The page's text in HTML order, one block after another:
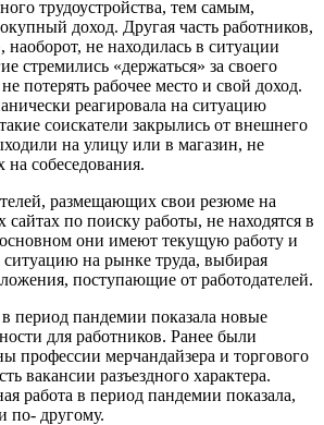
трудоустройства, тем самым,
доход. Другая часть работников,
не находилась в ситуации
стремились «держаться» за своего
потерять рабочее место и свой доход.
реагировала на ситуацию
соискатели закрылись от внешнего
на улицу или в магазин, не
на собеседования.
размещающих свои резюме на
по поиску работы, не находятся в
они имеют текущую работу и
на рынке труда, выбирая
поступающие от работодателей.
в период пандемии показала новые
для работников. Ранее были
профессии мерчандайзера и торгового
вакансии разъездного характера.
работа в период пандемии показала,
по- другому.